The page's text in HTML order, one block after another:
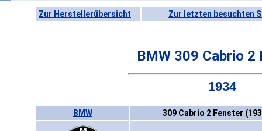
Zur Herstellerübersicht Zur letzten besuchten
BMW 309 Cabrio 2
1934
BMW 309 Cabrio 2 Fenster